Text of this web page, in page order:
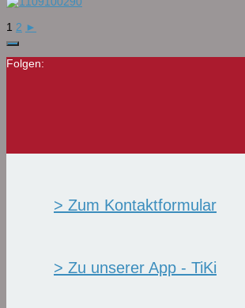
1 2 ►
Folgen:
> Zum Kontaktformular
> Zu unserer App - TiKi